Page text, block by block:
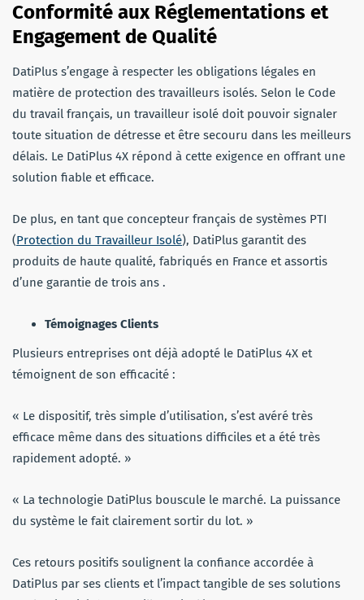
Conformité aux Réglementations et
Engagement de Qualité
DatiPlus s’engage à respecter les obligations légales en
matière de protection des travailleurs isolés. Selon le Code
du travail français, un travailleur isolé doit pouvoir signaler
toute situation de détresse et être secouru dans les meilleurs
délais. Le DatiPlus 4X répond à cette exigence en offrant une
solution fiable et efficace.
De plus, en tant que concepteur français de systèmes PTI
(Protection du Travailleur Isolé), DatiPlus garantit des
produits de haute qualité, fabriqués en France et assortis
d’une garantie de trois ans .
Témoignages Clients
Plusieurs entreprises ont déjà adopté le DatiPlus 4X et
témoignent de son efficacité :
« Le dispositif, très simple d’utilisation, s’est avéré très
efficace même dans des situations difficiles et a été très
rapidement adopté. »
« La technologie DatiPlus bouscule le marché. La puissance
du système le fait clairement sortir du lot. »
Ces retours positifs soulignent la confiance accordée à
DatiPlus par ses clients et l’impact tangible de ses solutions